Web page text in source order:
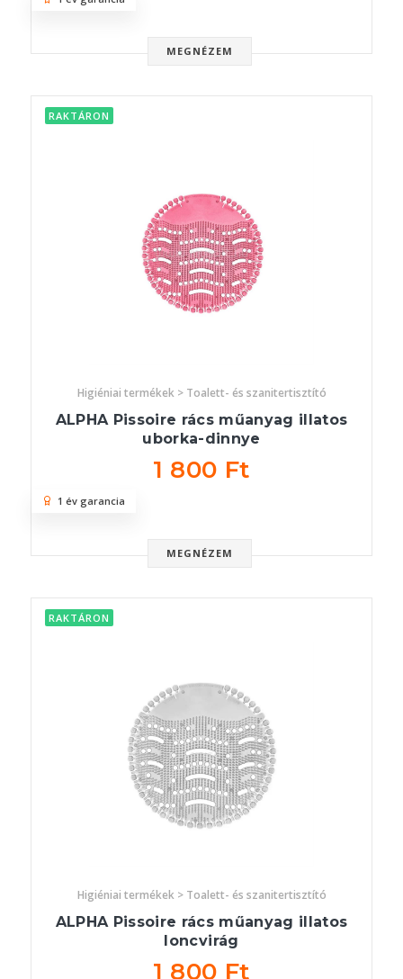
MEGNÉZEM
RAKTÁRON
Higiéniai termékek > Toalett- és szanitertisztító
ALPHA Pissoire rács műanyag illatos
uborka-dinnye
1 800 Ft
MEGNÉZEM
1 év garancia
RAKTÁRON
Higiéniai termékek > Toalett- és szanitertisztító
ALPHA Pissoire rács műanyag illatos
loncvirág
1 800 Ft